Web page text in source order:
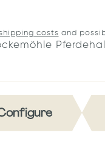
costs and